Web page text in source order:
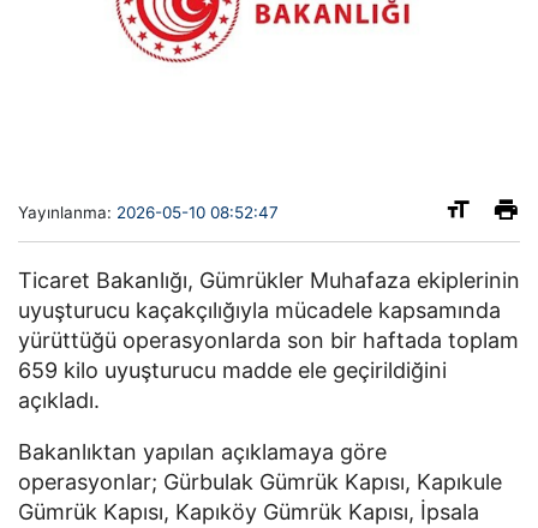
Yayınlanma: 2026-05-10 08:52:47
Ticaret Bakanlığı, Gümrükler Muhafaza ekiplerinin
uyuşturucu kaçakçılığıyla mücadele kapsamında
yürüttüğü operasyonlarda son bir haftada toplam
659 kilo uyuşturucu madde ele geçirildiğini
açıkladı.
Bakanlıktan yapılan açıklamaya göre
operasyonlar; Gürbulak Gümrük Kapısı, Kapıkule
Gümrük Kapısı, Kapıköy Gümrük Kapısı, İpsala